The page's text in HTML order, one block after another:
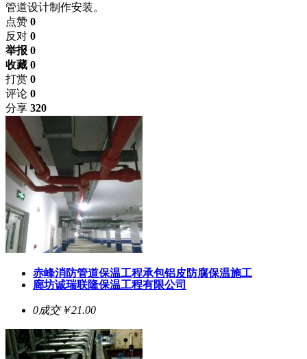
管道设计制作安装。
点赞 0
反对 0
举报 0
收藏 0
打赏 0
评论 0
分享 320
赤峰消防管道保温工程承包铝皮防腐保温施工
廊坊诚瑞联隆保温工程有限公司
0成交￥21.00